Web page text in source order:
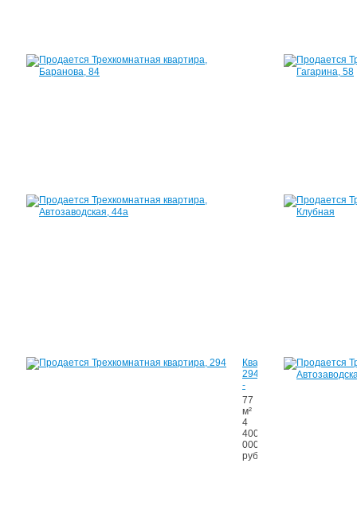
Квартира,
Баранова,
Квартира,
Автозаводская,
Квартира,
294,
-
77
м²
4
400
000
руб.